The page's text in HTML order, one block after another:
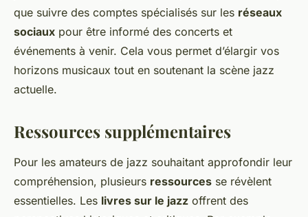
que suivre des comptes spécialisés sur les réseaux
sociaux pour être informé des concerts et
événements à venir. Cela vous permet d’élargir vos
horizons musicaux tout en soutenant la scène jazz
actuelle.
Ressources supplémentaires
Pour les amateurs de jazz souhaitant approfondir leur
compréhension, plusieurs ressources se révèlent
essentielles. Les livres sur le jazz offrent des